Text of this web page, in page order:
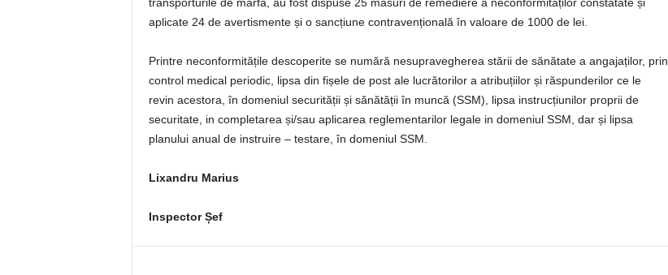
aplicate 24 de avertismente și o sancțiune contravențională în valoare de 1000 de lei.
Printre neconformitățile descoperite se numără nesupravegherea stării de sănătate a angajaților, prin
control medical periodic, lipsa din fișele de post ale lucrătorilor a atribuțiilor și răspunderilor ce le
revin acestora, în domeniul securității și sănătății în muncă (SSM), lipsa instrucțiunilor proprii de
securitate, in completarea și/sau aplicarea reglementarilor legale in domeniul SSM, dar și lipsa
planului anual de instruire – testare, în domeniul SSM.
Lixandru Marius
Inspector Șef